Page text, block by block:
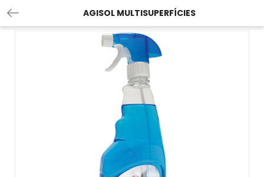
AGISOL MULTISUPERFÍCIES